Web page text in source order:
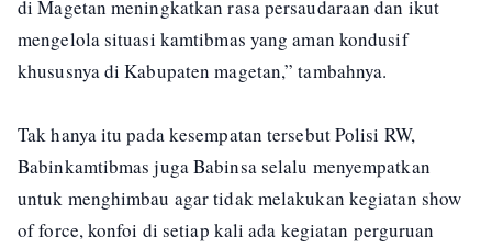
di Magetan meningkatkan rasa persaudaraan dan ikut
mengelola situasi kamtibmas yang aman kondusif
khususnya di Kabupaten magetan,” tambahnya.
Tak hanya itu pada kesempatan tersebut Polisi RW,
Babinkamtibmas juga Babinsa selalu menyempatkan
untuk menghimbau agar tidak melakukan kegiatan show
of force, konfoi di setiap kali ada kegiatan perguruan